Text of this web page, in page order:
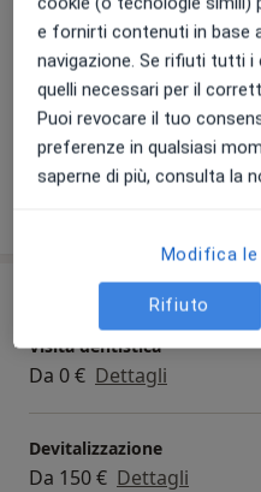
Visualizza galleria (7)
Prestazioni e prezzi
Visita dentistica
Da 0 € Dettagli
Devitalizzazione
Da 150 € Dettagli
e fornirti contenuti in base
navigazione. Se rifiuti tutti
quelli necessari per il
Puoi revocare il tuo
preferenze in qualsiasi
saperne di più, consulta la
Modifica
Rifiuto